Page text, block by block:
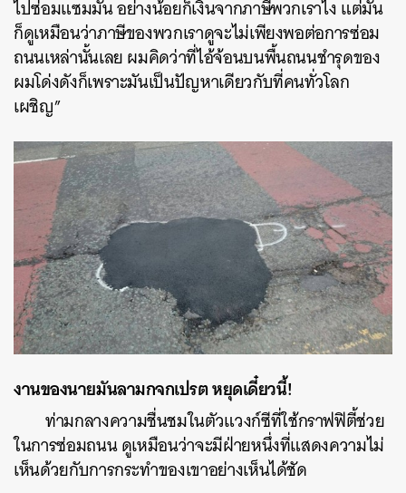
ไปซ่อมแซมมัน อย่างน้อยก็เงินจากภาษีพวกเราไง แต่มัน
ก็ดูเหมือนว่าภาษีของพวกเราดูจะไม่เพียงพอต่อการซ่อม
ถนนเหล่านั้นเลย ผมคิดว่าที่ไอ้จ้อนบนพื้นถนนชำรุดของ
ผมโด่งดังก็เพราะมันเป็นปัญหาเดียวกับที่คนทั่วโลก
เผชิญ”
งานของนายมันลามกจกเปรต หยุดเดี๋ยวนี้!
ท่ามกลางความชื่นชมในตัวแวงก์ซีที่ใช้กราฟฟิตี้ช่วย
ในการซ่อมถนน ดูเหมือนว่าจะมีฝ่ายหนึ่งที่แสดงความไม่
เห็นด้วยกับการกระทำของเขาอย่างเห็นได้ชัด
SHARE TWEET LINE EMAIL